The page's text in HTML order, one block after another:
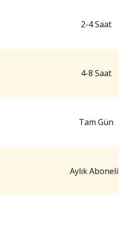
2-4 Saat
4-8 Saat
Tam Gün
Aylık